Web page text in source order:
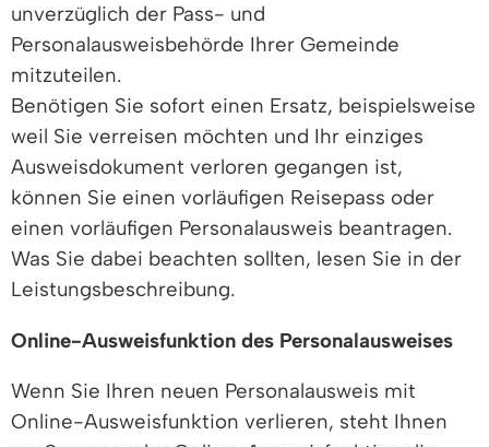
unverzüglich der Pass- und
Personalausweisbehörde Ihrer Gemeinde
mitzuteilen.
Benötigen Sie sofort einen Ersatz, beispielsweise
weil Sie verreisen möchten und Ihr einziges
Ausweisdokument verloren gegangen ist,
können Sie einen vorläufigen Reisepass oder
einen vorläufigen Personalausweis beantragen.
Was Sie dabei beachten sollten, lesen Sie in der
Leistungsbeschreibung.
Online-Ausweisfunktion des Personalausweises
Wenn Sie Ihren neuen Personalausweis mit
Online-Ausweisfunktion verlieren, steht Ihnen